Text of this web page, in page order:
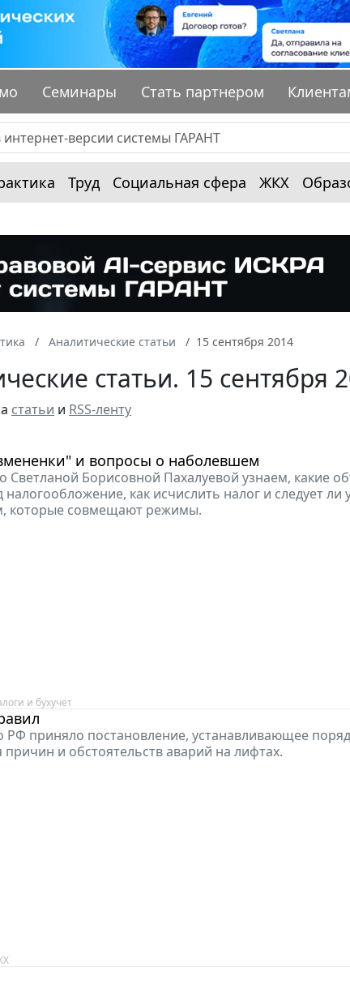
Семинары Стать партнером
Труд Социальная сфера ЖКХ
Аналитические статьи 15 сентября 2014
статьи. 15 сентября
статьи и RSS-ленту
и вопросы о наболевшем
Светланой Борисовной Пахалуевой узнаем, какие
как исчислить налог и следует ли
которые совмещают режимы.
и бухучет
РФ приняло постановление, устанавливающее
причин и обстоятельств аварий на лифтах.